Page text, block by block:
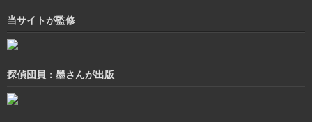
当サイトが監修
探偵団員：墨さんが出版